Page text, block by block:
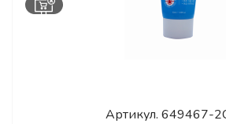
Артикул. 649467-